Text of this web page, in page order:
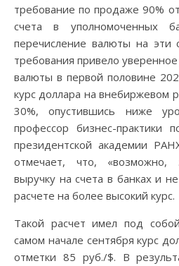
требование по продаже 90%
счета в уполномоченных
перечисление валюты на эти
требования привело
валюты в первой половине
курс доллара на внебиржевом
30%, опустившись ниже
профессор бизнес-практики
президентской академии
отмечает, что, «возможно,
выручку на счета в банках и
расчете на более высокий курс.
Такой расчет имел под
самом начале сентября курс
отметки 85 руб./$. В